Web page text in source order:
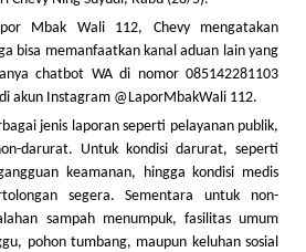
Mbak Wali 112, Chevy mengatakan
bisa memanfaatkan kanal aduan lain yang
chatbot WA di nomor 085142281103
akun Instagram @LaporMbakWali 112.
jenis laporan seperti pelayanan publik,
darurat. Untuk kondisi darurat, seperti
keamanan, hingga kondisi medis
segera. Sementara untuk non-
sampah menumpuk, fasilitas umum
pohon tumbang, maupun keluhan sosial